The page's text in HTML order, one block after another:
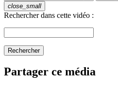
close_small
Rechercher dans cette vidéo :
Rechercher
Partager ce média